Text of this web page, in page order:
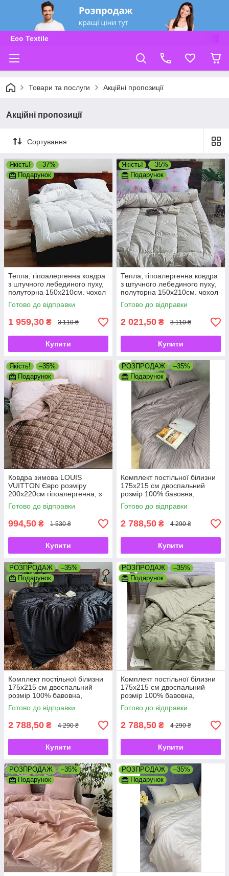
Eco Textile
Товари та послуги Акційні пропозиції
Акційні пропозиції
Сортування
Якість!
–37%
Подарунок
Тепла, гіпоалергенна ковдра
з штучного лебединого пуху,
полуторна 150х210см. чохол
100% бавовна ТМ АРДА
Готово до відправки
1 959,30 ₴ 3 110 ₴
Купити
Якість!
–35%
Подарунок
Тепла, гіпоалергенна ковдра
з штучного лебединого пуху,
полуторна 150х210см. чохол
100% бавовна ТМ АРДА
Готово до відправки
2 021,50 ₴ 3 110 ₴
Купити
Якість!
–35%
Подарунок
Ковдра зимова LOUIS
VUITTON Євро розміру
200х220см гіпоалергенна, з
якісним наповнювачем
Готово до відправки
994,50 ₴ 1 530 ₴
Купити
РОЗПРОДАЖ
–35%
Подарунок
Комплект постільної білизни
175х215 см двоспальний
розмір 100% бавовна,
натуральний преміум страйп-
сатин
Готово до відправки
2 788,50 ₴ 4 290 ₴
Купити
РОЗПРОДАЖ
–35%
Подарунок
Комплект постільної білизни
175х215 см двоспальний
розмір 100% бавовна,
натуральний преміум страйп-
сатин
Готово до відправки
2 788,50 ₴ 4 290 ₴
Купити
РОЗПРОДАЖ
–35%
Подарунок
Комплект постільної білизни
175х215 см двоспальний
розмір 100% бавовна,
натуральний преміум страйп-
сатин
Готово до відправки
2 788,50 ₴ 4 290 ₴
Купити
РОЗПРОДАЖ
–35%
Подарунок
РОЗПРОДАЖ
–35%
Подарунок